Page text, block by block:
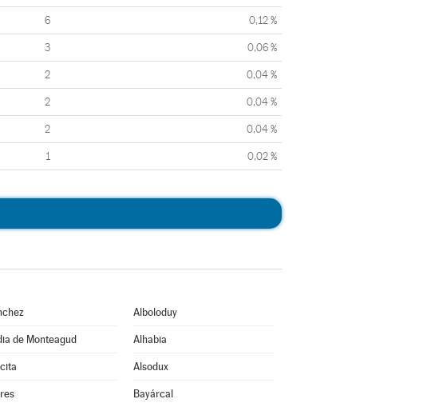
6 0,12 %
3 0,06 %
2 0,04 %
2 0,04 %
2 0,04 %
1 0,02 %
Alboloduy
de Monteagud Alhabia
Alsodux
Bayárcal